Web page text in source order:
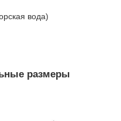
вода)
размеры